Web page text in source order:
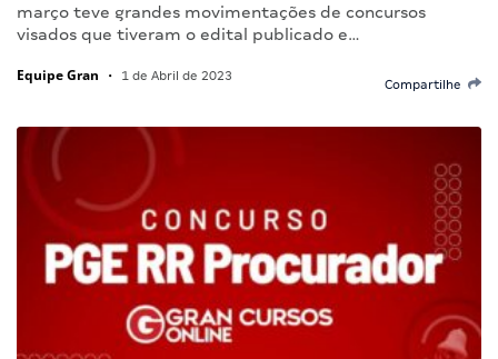
março teve grandes movimentações de concursos
visados que tiveram o edital publicado e…
Equipe Gran • 1 de Abril de 2023
Compartilhe